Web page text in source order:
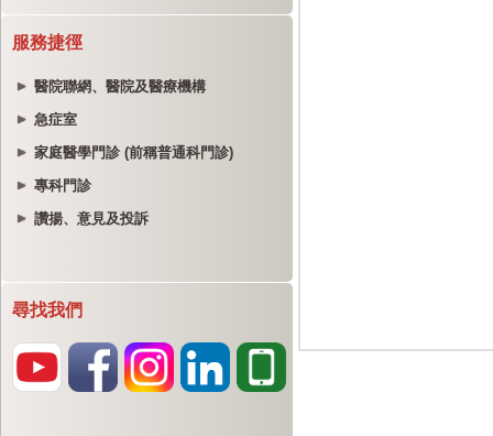
服務捷徑
醫院聯網、醫院及醫療機構
急症室
家庭醫學門診 (前稱普通科門診)
專科門診
讚揚、意見及投訴
尋找我們